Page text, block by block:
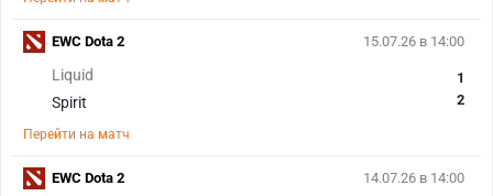
15.07.26 в 14:00
Liquid
Spirit
1
2
Перейти на матч
EWC Dota 2
14.07.26 в 14:00
EWC Dota 2